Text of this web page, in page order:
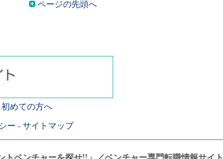
ページの先頭へ
初めての方へ
ー - サイトマップ